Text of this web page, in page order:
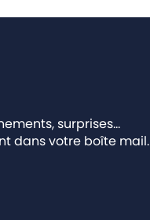
surprises…
dans votre boîte mail.